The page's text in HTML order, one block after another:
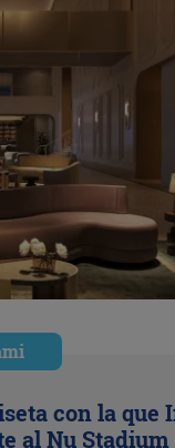
con la que
al Nu Stadium